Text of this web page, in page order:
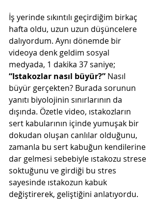
İş yerinde sıkıntılı geçirdiğim birkaç
hafta oldu, uzun uzun düşüncelere
dalıyordum. Aynı dönemde bir
videoya denk geldim sosyal
medyada, 1 dakika 37 saniye;
“Istakozlar nasıl büyür?” Nasıl
büyür gerçekten? Burada sorunun
yanıtı biyolojinin sınırlarının da
dışında. Özetle video, ıstakozların
sert kabularının içinde yumuşak bir
dokudan oluşan canlılar olduğunu,
zamanla bu sert kabuğun kendilerine
dar gelmesi sebebiyle ıstakozu strese
soktuğunu ve girdiği bu stres
sayesinde ıstakozun kabuk
değiştirerek, geliştiğini anlatıyordu.